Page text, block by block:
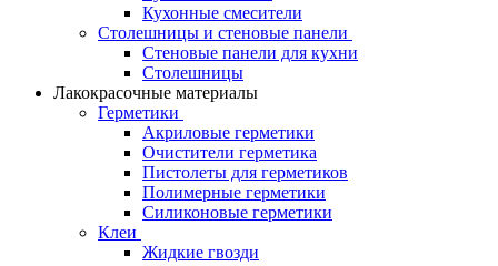
Кухонные смесители
Столешницы и стеновые панели
Стеновые панели для кухни
Столешницы
Лакокрасочные материалы
Герметики
Акриловые герметики
Очистители герметика
Пистолеты для герметиков
Полимерные герметики
Силиконовые герметики
Клеи
Жидкие гвозди